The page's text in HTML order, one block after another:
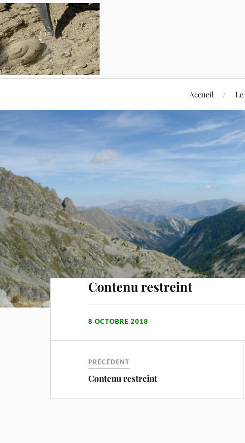
Accueil
Contenu restreint
8 OCTOBRE 2018
PRÉCÉDENT
Contenu restreint